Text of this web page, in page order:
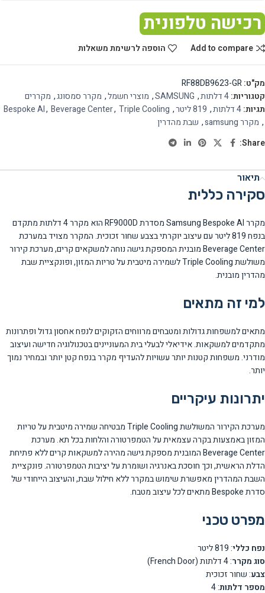
רכישה טלפונית
Add to compare הוספה לרשימת משאלות
מק"ט:RF88DB9623-GR
קטגוריות:4 דלתות ,
SAMSUNG
, מוצרי חשמל, מקרר סמסונג, מקררים
תגיות:4 דלתות , 819 ליטר ,
Bespoke AI, Beverage Center, Triple Cooling
, מקרר samsung , שבת מהדרין
Share:
תיאור
סקירה כללית
מקרר Samsung Bespoke AI מסדרת RF9000D הוא מקרר 4 דלתות מתקדם
בנפח 819 ליטר עם עיצוב יוקרתי בצבע שחור זכוכית. המקרר מצויד במערכת
Beverage Center מובנית המספקת גישה נוחה למשקאים קרים, מערכת קירור
משולשת Triple Cooling לשמירה מיטבית על טריות המזון, ופונקציית שבת
מהדרין מובנית.
למי זה מתאים
מתאים למשפחות גדולות ומטבחים מרווחים הזקוקים לנפח אחסון גדול ופתרונות
מתקדמים למשקאות. אידיאלי לבעלי בית המעוניינים בטכנולוגיה חדישה ועיצוב
מודרני. משפחות קטנות יותר עשויות להעדיף מקרר בנפח קטן יותר ובמחיר נמוך
יותר.
יתרונות עיקריים
מערכת הקירור המשולשת Triple Cooling מבטיחה שמירה מיטבית על טריות
המזון באמצעות בקרה עצמאית על הטמפרטורה והלחות בכל תא. מערכת
Beverage Center המובנית מספקת גישה מהירה למשקאות קרים ללא פתיחת
הדלת הראשית, וכך חוסכת באנרגיה ושומרת על יציבות הטמפרטורה. פונקציית
השבת המהדרין מאפשרת שימוש במקרר ללא חילול שבת, והעיצוב הייחודי של
סדרת Bespoke מתאים לכל עיצוב מטבח.
מפרט טכני
נפח כללי: 819 ליטר
סוג מקרר: 4 דלתות (French Door)
צבע: שחור זכוכית
מספר דלתות: 4